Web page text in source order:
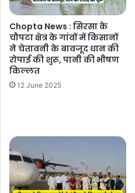
Chopta News : सिरसा के
चौपटा क्षेत्र के गांवों में किसानों
ने चेतावनी के बावजूद धान की
रोपाई की शुरू, पानी की भीषण
किल्लत
12 June 2025